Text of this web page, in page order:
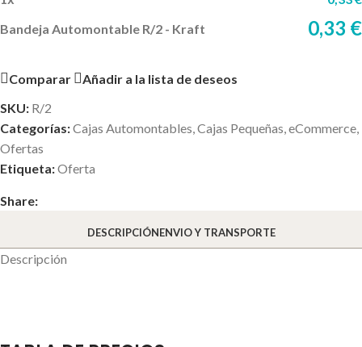
Bandeja Automontable R/2 - Kraft
0,33 €
Comparar
Añadir a la lista de deseos
SKU: R/2
Categorías:Cajas Automontables,Cajas Pequeñas,eCommerce,
Ofertas
Etiqueta:Oferta
Share:
DESCRIPCIÓNENVIO Y TRANSPORTE
Descripción